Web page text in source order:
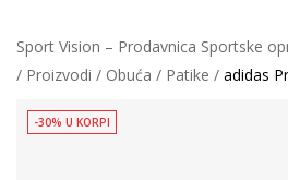
Sport Vision – Prodavnica Sportske
Proizvodi
Obuća Patike adidas
-30% U KORPI